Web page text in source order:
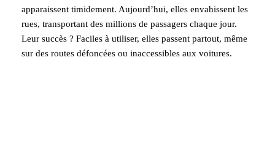
apparaissent timidement. Aujourd’hui, elles envahissent les
rues, transportant des millions de passagers chaque jour.
Leur succès ? Faciles à utiliser, elles passent partout, même
sur des routes défoncées ou inaccessibles aux voitures.